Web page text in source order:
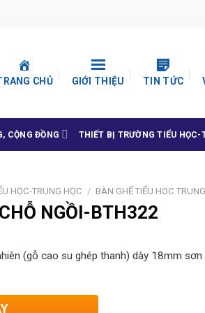
CHỦ GIỚI THIỆU TIN TỨC
CỘNG ĐỒNG THIẾT BỊ TRƯỜNG TIỂU HỌC-
HỌC-TRUNG HỌC / BÀN GHẾ TIỂU HOC
NGỒI-BTH322
(gỗ cao su ghép thanh) dày 18mm sơn